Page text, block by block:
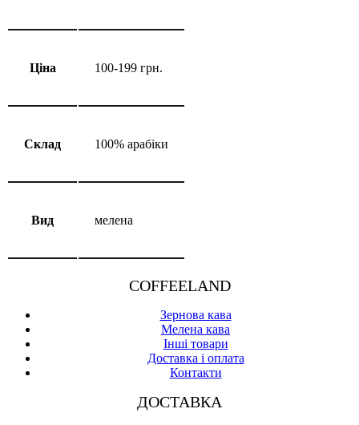
Ціна 100-199 грн.
Склад 100% арабіки
Вид мелена
COFFEELAND
Зернова кава
Мелена кава
Інші товари
Доставка і оплата
Контакти
ДОСТАВКА